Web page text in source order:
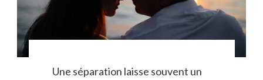
Une séparation laisse souvent un